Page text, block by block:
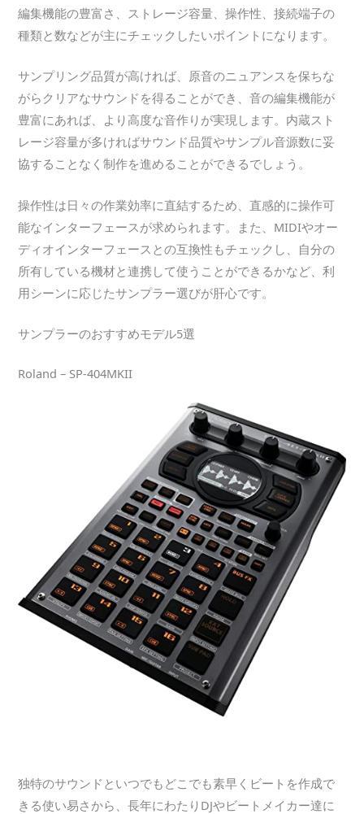
編集機能の豊富さ、ストレージ容量、操作性、接続端子の
種類と数などが主にチェックしたいポイントになります。
サンプリング品質が高ければ、原音のニュアンスを保ちな
がらクリアなサウンドを得ることができ、音の編集機能が
豊富にあれば、より高度な音作りが実現します。内蔵スト
レージ容量が多ければサウンド品質やサンプル音源数に妥
協することなく制作を進めることができるでしょう。
操作性は日々の作業効率に直結するため、直感的に操作可
能なインターフェースが求められます。また、MIDIやオー
ディオインターフェースとの互換性もチェックし、自分の
所有している機材と連携して使うことができるかなど、利
用シーンに応じたサンプラー選びが肝心です。
サンプラーのおすすめモデル5選
Roland – SP-404MKII
独特のサウンドといつでもどこでも素早くビートを作成で
きる使い易さから、長年にわたりDJやビートメイカー達に